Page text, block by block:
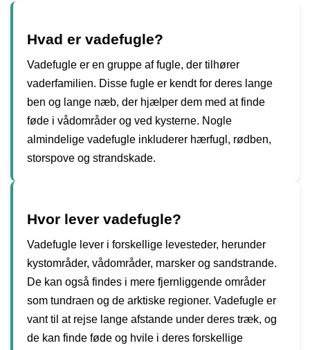
Hvad er vadefugle?
Vadefugle er en gruppe af fugle, der tilhører
vaderfamilien. Disse fugle er kendt for deres lange
ben og lange næb, der hjælper dem med at finde
føde i vådområder og ved kysterne. Nogle
almindelige vadefugle inkluderer hærfugl, rødben,
storspove og strandskade.
Hvor lever vadefugle?
Vadefugle lever i forskellige levesteder, herunder
kystområder, vådområder, marsker og sandstrande.
De kan også findes i mere fjernliggende områder
som tundraen og de arktiske regioner. Vadefugle er
vant til at rejse lange afstande under deres træk, og
de kan finde føde og hvile i deres forskellige